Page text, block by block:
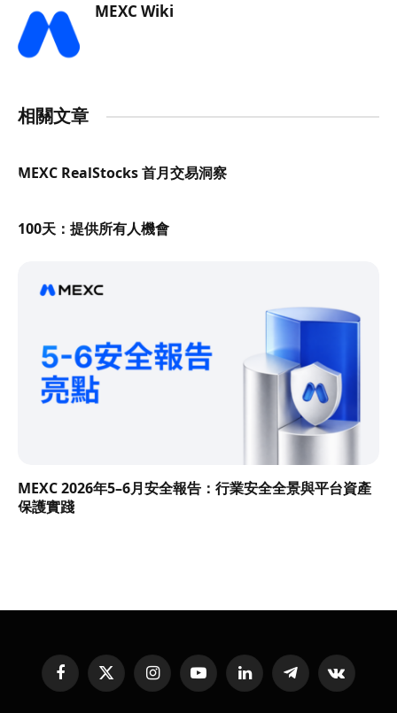
MEXC Wiki
相關文章
MEXC RealStocks 首月交易洞察
100天：提供所有人機會
MEXC 2026年5–6月安全報告：行業安全全景與平台資產
保護實踐
FacebookX
(Twitter)
InstagramYouTubeLinkedInTelegramVKontakte